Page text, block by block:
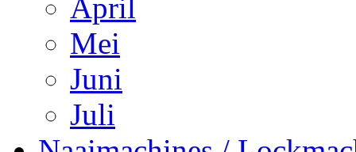
April
Mei
Juni
Juli